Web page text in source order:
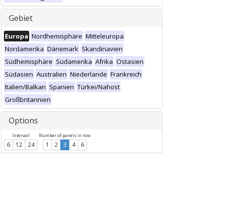
Gebiet
Europa Nordhemisphäre Mitteleuropa
Nordamerika Dänemark Skandinavien
Südhemisphäre Südamerika Afrika Ostasien
Südasien Australien Niederlande Frankreich
Italien/Balkan Spanien Türkei/Nahost
Großbritannien
Options
Intervall
6 12 24
Number of panels in row
1 2 3 4 6